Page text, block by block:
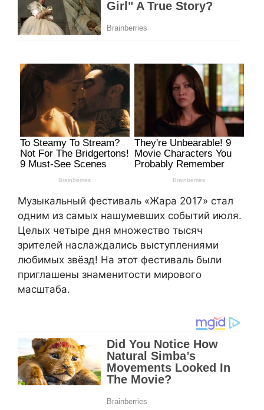
Музыкальный фестиваль «Жара 2017» стал
одним из самых нашумевших событий июля.
Целых четыре дня множество тысяч
зрителей наслаждались выступлениями
любимых звёзд! На этот фестиваль были
приглашены знаменитости мирового
масштаба.